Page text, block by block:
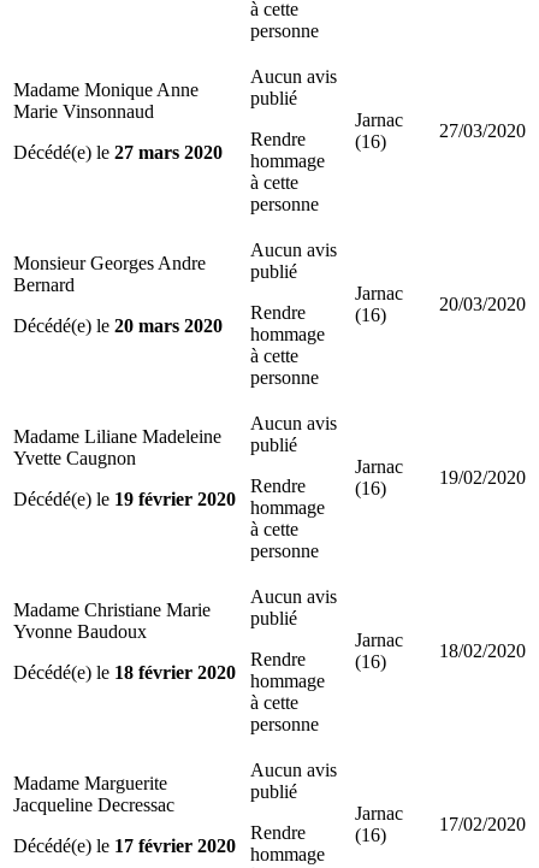
à cette
personne
Madame Monique Anne
Marie Vinsonnaud
Décédé(e) le 27 mars 2020
Aucun avis
publié
Rendre
hommage
à cette
personne
Jarnac
(16)
27/03/2020
Monsieur Georges Andre
Bernard
Décédé(e) le 20 mars 2020
Aucun avis
publié
Rendre
hommage
à cette
personne
Jarnac
(16)
20/03/2020
Madame Liliane Madeleine
Yvette Caugnon
Décédé(e) le 19 février 2020
Aucun avis
publié
Rendre
hommage
à cette
personne
Jarnac
(16)
19/02/2020
Madame Christiane Marie
Yvonne Baudoux
Décédé(e) le 18 février 2020
Aucun avis
publié
Rendre
hommage
à cette
personne
Jarnac
(16)
18/02/2020
Madame Marguerite
Jacqueline Decressac
Décédé(e) le 17 février 2020
Aucun avis
publié
Rendre
hommage
Jarnac
(16)
17/02/2020